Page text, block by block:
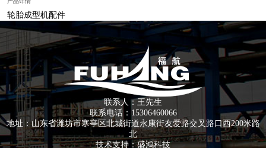
轮胎成型机配件
联系人：王先生
联系电话：15306460066
地址：山东省潍坊市寒亭区北城街道永康街友爱路交叉路口西200米路
北
技术支持：盛鸿科技